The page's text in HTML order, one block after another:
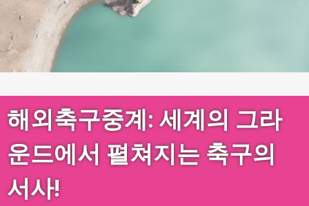
해외축구중계: 세계의 그라
운드에서 펼쳐지는 축구의
서사!